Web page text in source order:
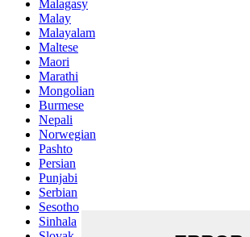
Malagasy
Malay
Malayalam
Maltese
Maori
Marathi
Mongolian
Burmese
Nepali
Norwegian
Pashto
Persian
Punjabi
Serbian
Sesotho
Sinhala